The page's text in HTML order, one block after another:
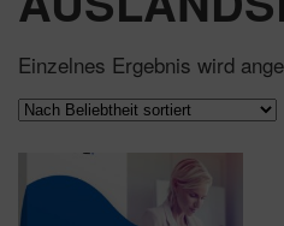
Einzelnes Ergebnis wird